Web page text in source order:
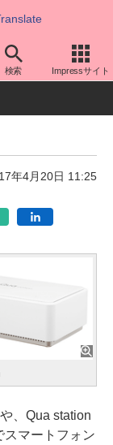
検索 Impressサイト
年4月20日 11:25
、Qua station
スマートフォン